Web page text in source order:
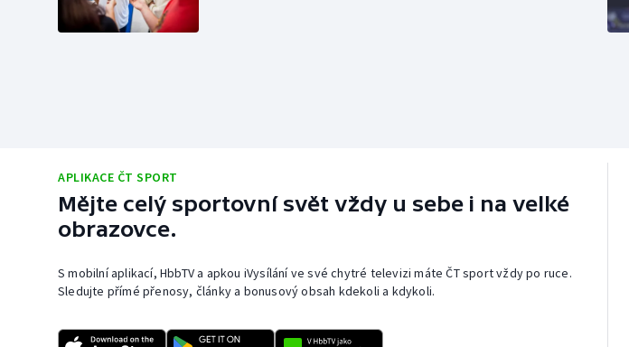
APLIKACE ČT SPORT
Mějte celý sportovní svět vždy u sebe i na velké
obrazovce.
S mobilní aplikací, HbbTV a apkou iVysílání ve své chytré televizi máte ČT sport vždy po ruce.
Sledujte přímé přenosy, články a bonusový obsah kdekoli a kdykoli.